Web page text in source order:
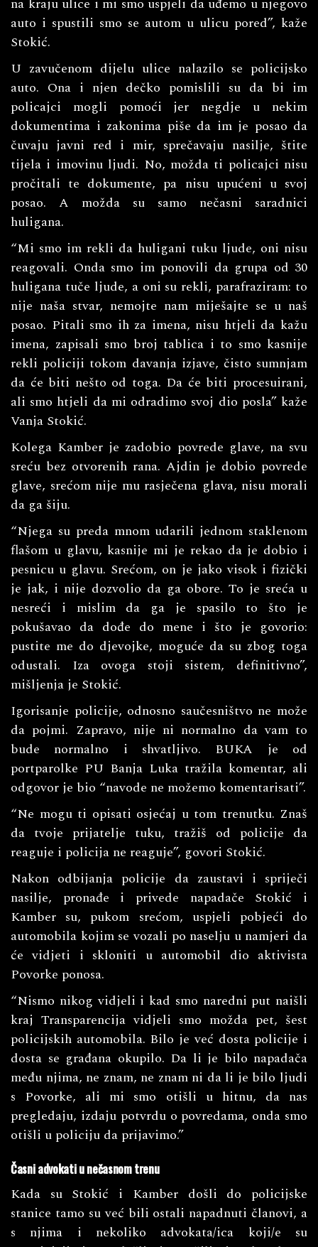
auto i spustili smo se autom u ulicu pored”, kaže
Stokić.
U zavučenom dijelu ulice nalazilo se policijsko
auto. Ona i njen dečko pomislili su da bi im
policajci mogli pomoći jer negdje u nekim
dokumentima i zakonima piše da im je posao da
čuvaju javni red i mir, sprečavaju nasilje, štite
tijela i imovinu ljudi. No, možda ti policajci nisu
pročitali te dokumente, pa nisu upućeni u svoj
posao. A možda su samo nečasni saradnici
huligana.
“Mi smo im rekli da huligani tuku ljude, oni nisu
reagovali. Onda smo im ponovili da grupa od 30
huligana tuče ljude, a oni su rekli, parafraziram: to
nije naša stvar, nemojte nam miješajte se u naš
posao. Pitali smo ih za imena, nisu htjeli da kažu
imena, zapisali smo broj tablica i to smo kasnije
rekli policiji tokom davanja izjave, čisto sumnjam
da će biti nešto od toga. Da će biti procesuirani,
ali smo htjeli da mi odradimo svoj dio posla” kaže
Vanja Stokić.
Kolega Kamber je zadobio povrede glave, na svu
sreću bez otvorenih rana. Ajdin je dobio povrede
glave, srećom nije mu rasječena glava, nisu morali
da ga šiju.
“Njega su preda mnom udarili jednom staklenom
flašom u glavu, kasnije mi je rekao da je dobio i
pesnicu u glavu. Srećom, on je jako visok i fizički
je jak, i nije dozvolio da ga obore. To je sreća u
nesreći i mislim da ga je spasilo to što je
pokušavao da dođe do mene i što je govorio:
pustite me do djevojke, moguće da su zbog toga
odustali. Iza ovoga stoji sistem, definitivno”,
mišljenja je Stokić.
Igorisanje policije, odnosno saučesništvo ne može
da pojmi. Zapravo, nije ni normalno da vam to
bude normalno i shvatljivo. BUKA je od
portparolke PU Banja Luka tražila komentar, ali
odgovor je bio “navode ne možemo komentarisati”.
“Ne mogu ti opisati osjećaj u tom trenutku. Znaš
da tvoje prijatelje tuku, tražiš od policije da
reaguje i policija ne reaguje”, govori Stokić.
Nakon odbijanja policije da zaustavi i spriječi
nasilje, pronađe i privede napadače Stokić i
Kamber su, pukom srećom, uspjeli pobjeći do
automobila kojim se vozali po naselju u namjeri da
će vidjeti i skloniti u automobil dio aktivista
Povorke ponosa.
“Nismo nikog vidjeli i kad smo naredni put naišli
kraj Transparencija vidjeli smo možda pet, šest
policijskih automobila. Bilo je već dosta policije i
dosta se građana okupilo. Da li je bilo napadača
među njima, ne znam, ne znam ni da li je bilo ljudi
s Povorke, ali mi smo otišli u hitnu, da nas
pregledaju, izdaju potvrdu o povredama, onda smo
otišli u policiju da prijavimo.”
Časni advokati u nečasnom trenu
Kada su Stokić i Kamber došli do policijske
stanice tamo su već bili ostali napadnuti članovi, a
s njima i nekoliko advokata/ica koji/e su